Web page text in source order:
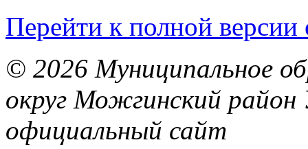
Перейти к полной версии
© 2026 Муниципальное
округ Можгинский район
официальный сайт